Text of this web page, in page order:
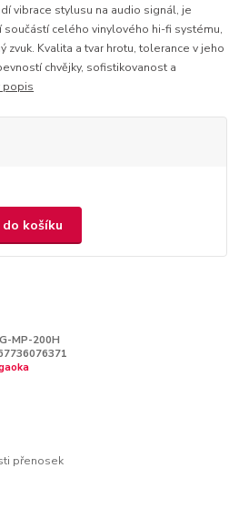
vibrace stylusu na audio signál, je
celého vinylového hi-fi systému,
zvuk. Kvalita a tvar hrotu, tolerance v jeho
chvějky, sofistikovanost a
popis
košíku
MP-200H
přenosek